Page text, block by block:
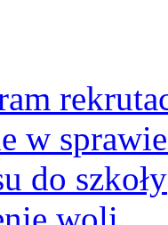
w
do szkoły